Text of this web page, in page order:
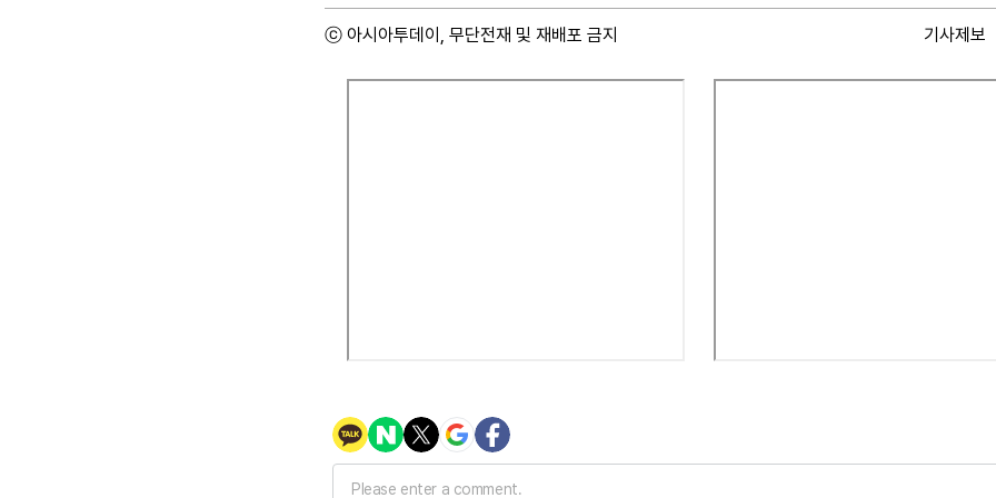
ⓒ 아시아투데이, 무단전재 및 재배포 금지 기사제보